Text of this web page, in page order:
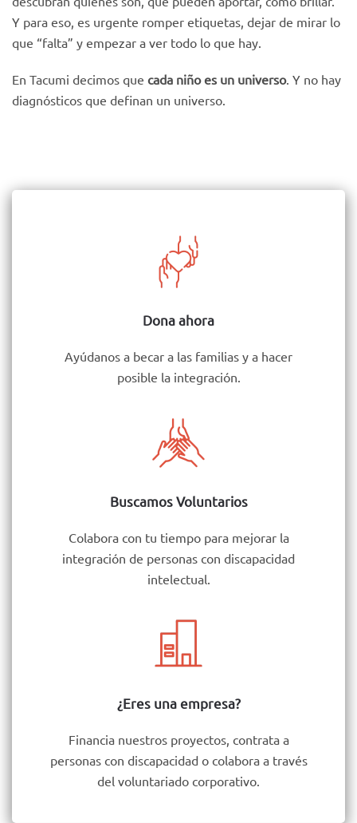
Y para eso, es urgente romper etiquetas, dejar de mirar lo
que “falta” y empezar a ver todo lo que hay.
En Tacumi decimos que cada niño es un universo. Y no hay
diagnósticos que definan un universo.
Dona ahora
Ayúdanos a becar a las familias y a hacer
posible la integración.
Buscamos Voluntarios
Colabora con tu tiempo para mejorar la
integración de personas con discapacidad
intelectual.
¿Eres una empresa?
Financia nuestros proyectos, contrata a
personas con discapacidad o colabora a través
del voluntariado corporativo.